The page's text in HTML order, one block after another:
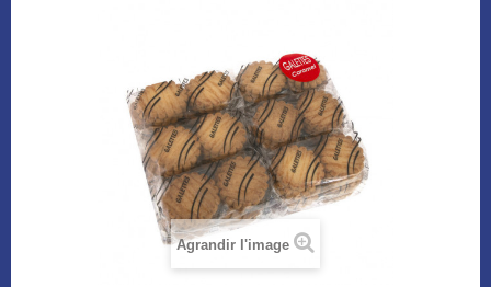
Agrandir l'image